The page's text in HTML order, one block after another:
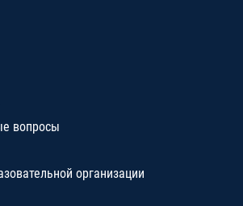
вопросы
организации